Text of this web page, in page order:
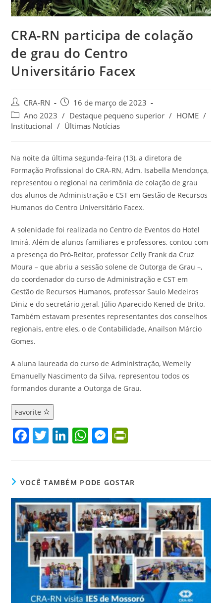
CRA-RN participa de colação
de grau do Centro
Universitário Facex
Autor
do
post:
CRA-RN
Post
publicado:
16 de março de 2023
Categoria
do
Ano 2023 / Destaque pequeno superior / HOME /
Institucional / Últimas Notícias
Na noite da última segunda-feira (13), a diretora de
Formação Profissional do CRA-RN, Adm. Isabella Mendonça,
representou o regional na cerimônia de colação de grau
dos alunos de Administração e CST em Gestão de Recursos
Humanos do Centro Universitário Facex.
A solenidade foi realizada no Centro de Eventos do Hotel
Imirá. Além de alunos familiares e professores, contou com
a presença do Pró-Reitor, professor Celly Frank da Cruz
Moura – que abriu a sessão solene de Outorga de Grau –,
do coordenador do curso de Administração e CST em
Gestão de Recursos Humanos, professor Saulo Medeiros
Diniz e do secretário geral, Júlio Aparecido Kened de Brito.
Também estavam presentes representantes dos conselhos
regionais, entre eles, o de Contabilidade, Anailson Márcio
Gomes.
A aluna laureada do curso de Administração, Wemelly
Emanuelly Nascimento da Silva, representou todos os
formandos durante a Outorga de Grau.
Favorite
F
e
b
o
o
k
T
er
Li
e
dI
n
W
s
A
p
p
M
e
n
g
er
ri
e
n
dl
y
VOCÊ TAMBÉM PODE GOSTAR